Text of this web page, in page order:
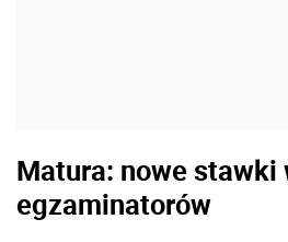
Matura: nowe stawki
egzaminatorów